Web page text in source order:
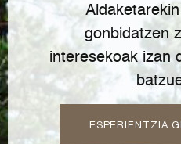
gonbidatzen
interesekoak izan
ESPERIENTZIA